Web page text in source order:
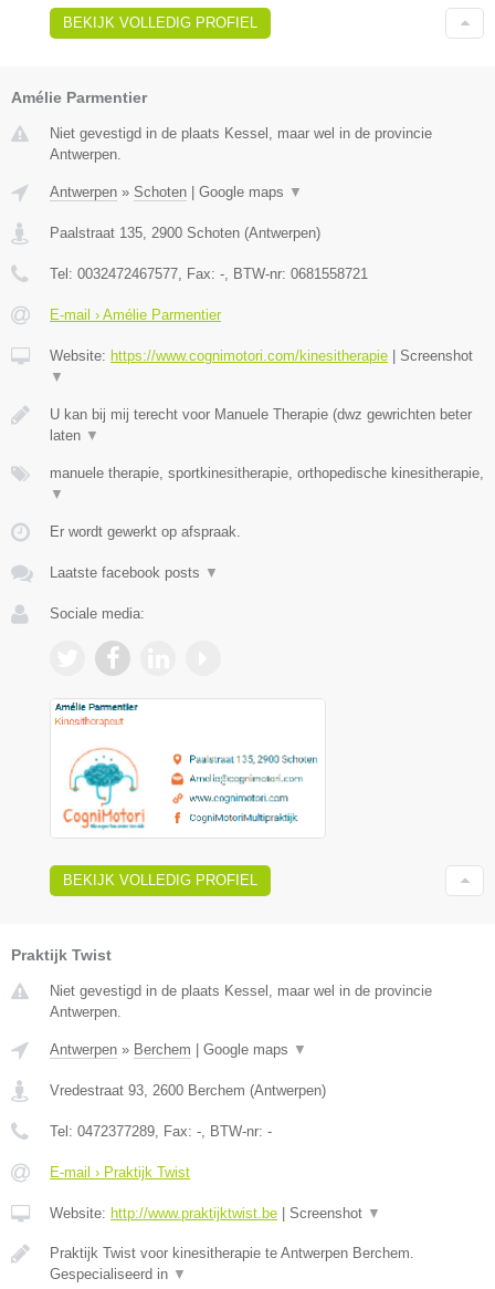
BEKIJK VOLLEDIG PROFIEL
Amélie Parmentier
Niet gevestigd in de plaats Kessel, maar wel in de provincie
Antwerpen.
Antwerpen » Schoten Google maps ▼
Paalstraat 135, 2900 Schoten (Antwerpen)
Tel: 0032472467577, Fax: -, BTW-nr: 0681558721
E-mail › Amélie Parmentier
Website: https://www.cognimotori.com/kinesitherapie
Screenshot
▼
U kan bij mij terecht voor Manuele Therapie (dwz gewrichten beter
laten ▼
manuele therapie, sportkinesitherapie, orthopedische kinesitherapie,
▼
Er wordt gewerkt op afspraak.
Laatste facebook posts ▼
Sociale media:
BEKIJK VOLLEDIG PROFIEL
Praktijk Twist
Niet gevestigd in de plaats Kessel, maar wel in de provincie
Antwerpen.
Antwerpen » Berchem Google maps ▼
Vredestraat 93, 2600 Berchem (Antwerpen)
Tel: 0472377289, Fax: -, BTW-nr: -
E-mail › Praktijk Twist
Website: http://www.praktijktwist.be Screenshot ▼
Praktijk Twist voor kinesitherapie te Antwerpen Berchem.
Gespecialiseerd in ▼